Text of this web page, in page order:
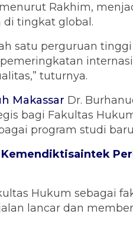
Rakhim,
tingkat global.
satu perguruan
tuturnya.
Makassar Dr.
bagi Fakultas
program studi
Kemendiktisaintek
Hukum sebagai
lancar dan